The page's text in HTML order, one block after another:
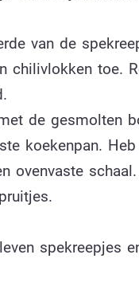
van de
chilivlokken toe.
de gesmolten
koekenpan.
ovenvaste schaal.
spekreepjes